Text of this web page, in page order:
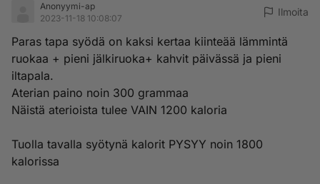
Anonyymi-ap
2023-11-18 10:08:07
Ilmoita
Paras tapa syödä on kaksi kertaa kiinteää lämmintä
ruokaa + pieni jälkiruoka+ kahvit päivässä ja pieni
iltapala.
Aterian paino noin 300 grammaa
Näistä aterioista tulee VAIN 1200 kaloria
Tuolla tavalla syötynä kalorit PYSYY noin 1800
kalorissa